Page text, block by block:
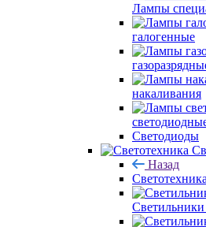
Лампы
галогенные
накаливания
Светодиоды
Назад
Светотехника